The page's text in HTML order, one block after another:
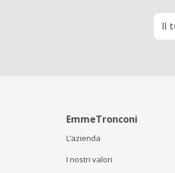
EmmeTronconi
L’azienda
I nostri valori